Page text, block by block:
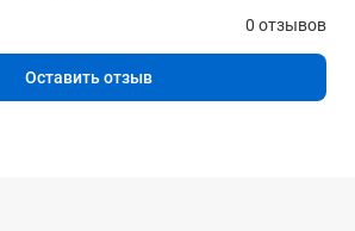
0 отзывов
Оставить отзыв